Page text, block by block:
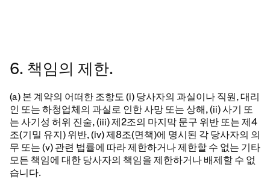
6. 책임의 제한.
(a) 본 계약의 어떠한 조항도 (i) 당사자의 과실이나 직원, 대리
인 또는 하청업체의 과실로 인한 사망 또는 상해, (ii) 사기 또
는 사기성 허위 진술, (iii) 제2조의 마지막 문구 위반 또는 제4
조(기밀 유지) 위반, (iv) 제8조(면책)에 명시된 각 당사자의 의
무 또는 (v) 관련 법률에 따라 제한하거나 제한할 수 없는 기타
모든 책임에 대한 당사자의 책임을 제한하거나 배제할 수 없
습니다.